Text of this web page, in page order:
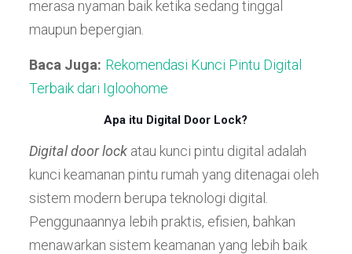
merasa nyaman baik ketika sedang tinggal
maupun bepergian.
Baca Juga: Rekomendasi Kunci Pintu Digital
Terbaik dari Igloohome
Apa itu Digital Door Lock?
Digital door lockatau kunci pintu digital adalah
kunci keamanan pintu rumah yang ditenagai oleh
sistem modern berupa teknologi digital.
Penggunaannya lebih praktis, efisien, bahkan
menawarkan sistem keamanan yang lebih baik